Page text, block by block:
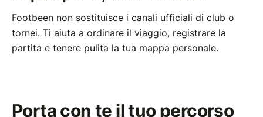
Footbeen non sostituisce i canali ufficiali di club o
tornei. Ti aiuta a ordinare il viaggio, registrare la
partita e tenere pulita la tua mappa personale.
Porta con te il tuo percorso